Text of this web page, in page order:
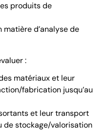
produits de
matière d’analyse de
:
matériaux et leur
fabrication jusqu’au
et leur transport
de stockage/valorisation